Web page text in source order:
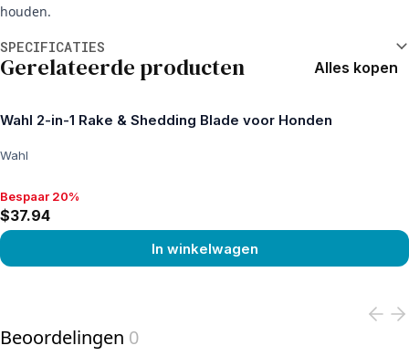
houden.
SPECIFICATIES
Gerelateerde producten Alles kopen
Wahl 2-in-1 Rake & Shedding Blade voor Honden
Wahl
Bespaar 20%, $37.94
Bespaar 20%
$37.94
In winkelwagen
Beoordelingen 0